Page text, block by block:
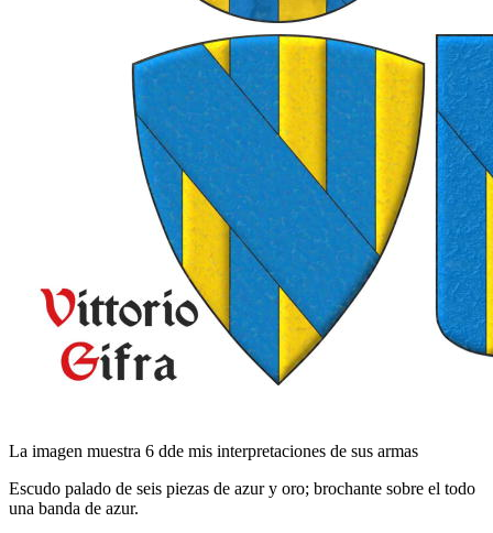
La imagen muestra 6 dde mis interpretaciones de sus armas
Escudo palado de seis piezas de azur y oro; brochante sobre el todo
una banda de azur.